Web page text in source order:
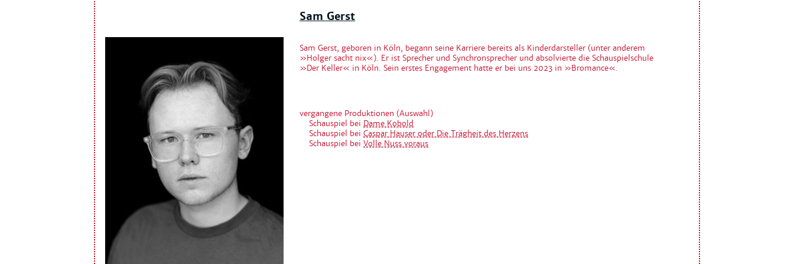
Sam Gerst
Sam Gerst, geboren in Köln, begann seine Karriere bereits als Kinderdarsteller (unter anderem
»Holger sacht nix«). Er ist Sprecher und Synchronsprecher und absolvierte die Schauspielschule
»Der Keller« in Köln. Sein erstes Engagement hatte er bei uns 2023 in »Bromance«.
vergangene Produktionen (Auswahl)
Schauspiel bei Dame Kobold
Schauspiel bei Caspar Hauser oder Die Trägheit des Herzens
Schauspiel bei Volle Nuss voraus